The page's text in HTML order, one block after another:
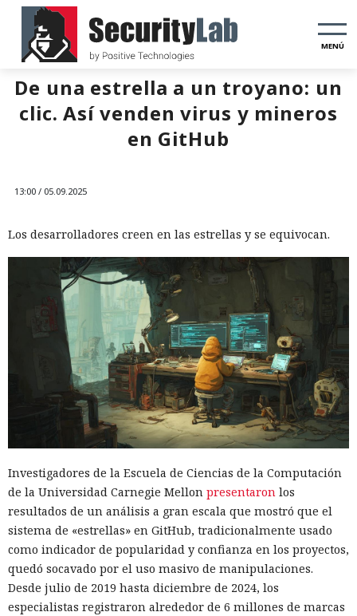
MENÚ
De una estrella a un troyano: un
clic. Así venden virus y mineros
en GitHub
13:00 / 05.09.2025
Los desarrolladores creen en las estrellas y se equivocan.
Investigadores de la Escuela de Ciencias de la Computación
de la Universidad Carnegie Mellon presentaron los
resultados de un análisis a gran escala que mostró que el
sistema de «estrellas» en GitHub, tradicionalmente usado
como indicador de popularidad y confianza en los proyectos,
quedó socavado por el uso masivo de manipulaciones.
Desde julio de 2019 hasta diciembre de 2024, los
especialistas registraron alrededor de 6 millones de marcas